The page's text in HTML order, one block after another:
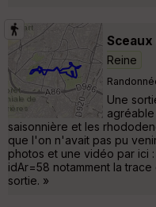
Reine
Une
saisonnière et les
que l'on n'avait pas pu
photos et une vidéo par ici
idAr=58 notamment la
sortie. »